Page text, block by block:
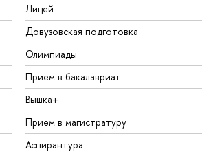
Лицей
Довузовская подготовка
Олимпиады
Прием в бакалавриат
Вышка+
Прием в магистратуру
Аспирантура